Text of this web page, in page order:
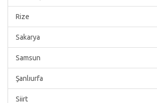
Rize
Sakarya
Samsun
Şanlıurfa
Siirt